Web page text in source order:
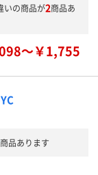
いの商品が2商品あ
～￥1,755
商品あります